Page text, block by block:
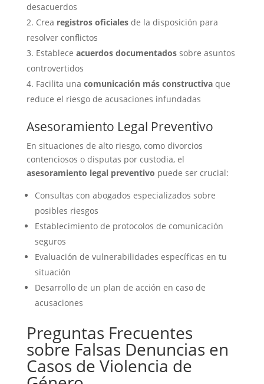
desacuerdos
Crea registros oficialesde la disposición para
resolver conflictos
Establece acuerdos documentadossobre asuntos
controvertidos
Facilita una comunicación más constructivaque
reduce el riesgo de acusaciones infundadas
Asesoramiento Legal Preventivo
En situaciones de alto riesgo, como divorcios
contenciosos o disputas por custodia, el
asesoramiento legal preventivo puede ser crucial:
Consultas con abogados especializados sobre
posibles riesgos
Establecimiento de protocolos de comunicación
seguros
Evaluación de vulnerabilidades específicas en tu
situación
Desarrollo de un plan de acción en caso de
acusaciones
Preguntas Frecuentes
sobre Falsas Denuncias en
Casos de Violencia de